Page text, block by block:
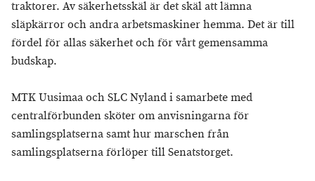
traktorer. Av säkerhetsskäl är det skäl att lämna
släpkärror och andra arbetsmaskiner hemma. Det är till
fördel för allas säkerhet och för vårt gemensamma
budskap.
MTK Uusimaa och SLC Nyland i samarbete med
centralförbunden sköter om anvisningarna för
samlingsplatserna samt hur marschen från
samlingsplatserna förlöper till Senatstorget.